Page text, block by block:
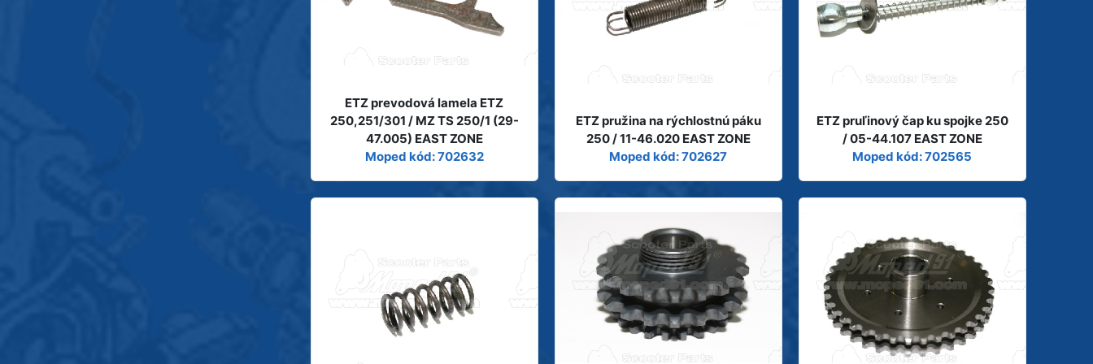
ETZ prevodová lamela ETZ
250,251/301 / MZ TS 250/1 (29-
47.005) EAST ZONE
Moped kód: 702632
ETZ pružina na rýchlostnú páku
250 / 11-46.020 EAST ZONE
Moped kód: 702627
ETZ pruľinový čap ku spojke 250
/ 05-44.107 EAST ZONE
Moped kód: 702565